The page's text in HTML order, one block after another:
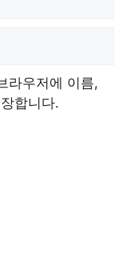
라우저에 이름,
합니다.